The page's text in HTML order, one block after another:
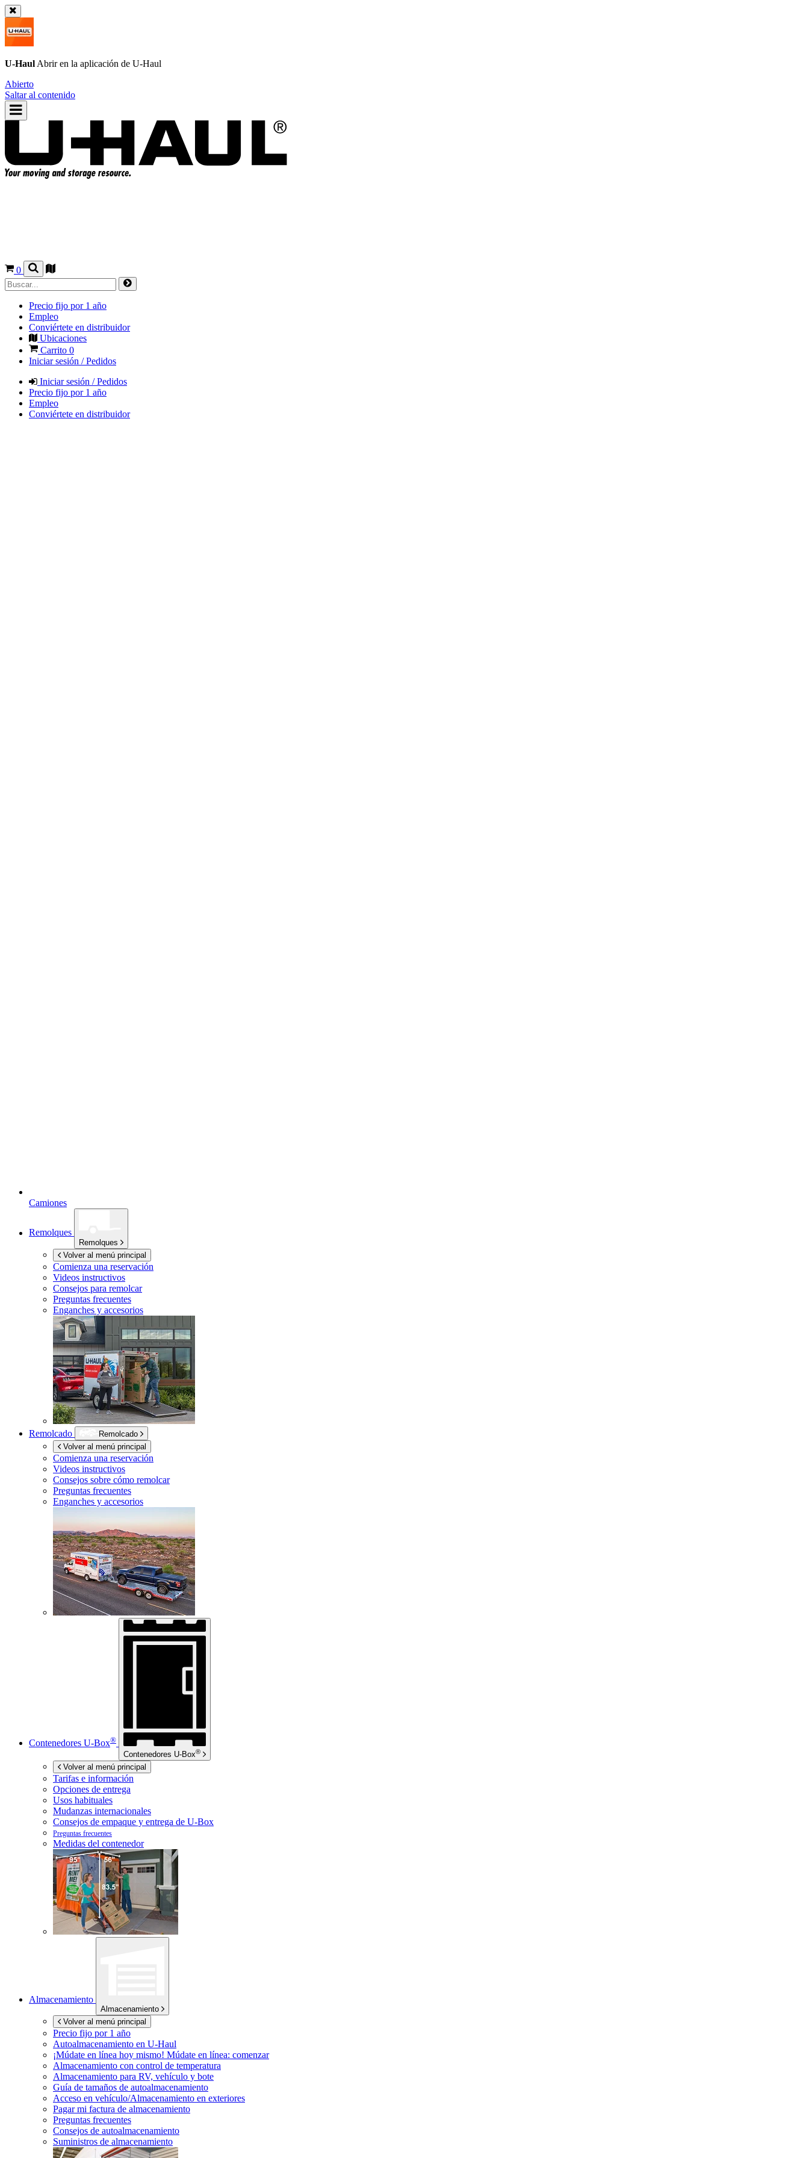
U-Haul Abrir en la aplicación de U-Haul
Abierto
Saltar al contenido
0
Precio fijo por 1 año
Empleo
Conviértete en distribuidor
Ubicaciones
Carrito 0
Iniciar sesión / Pedidos
Iniciar sesión / Pedidos
Precio fijo por 1 año
Empleo
Conviértete en distribuidor
Camiones
Remolques
Remolques
Volver al menú principal
Comienza una reservación
Videos instructivos
Consejos para remolcar
Preguntas frecuentes
Enganches y accesorios
Remolcado
Remolcado
Volver al menú principal
Comienza una reservación
Videos instructivos
Consejos sobre cómo remolcar
Preguntas frecuentes
Enganches y accesorios
Contenedores U-Box®
Contenedores U-Box®
Volver al menú principal
Tarifas e información
Opciones de entrega
Usos habituales
Mudanzas internacionales
Consejos de empaque y entrega de U-Box
Preguntas frecuentes
Medidas del contenedor
Almacenamiento
Almacenamiento
Volver al menú principal
Precio fijo por 1 año
Autoalmacenamiento en U-Haul
¡Múdate en línea hoy mismo! Múdate en línea: comenzar
Almacenamiento con control de temperatura
Almacenamiento para RV, vehículo y bote
Guía de tamaños de autoalmacenamiento
Acceso en vehículo/Almacenamiento en exteriores
Pagar mi factura de almacenamiento
Preguntas frecuentes
Consejos de autoalmacenamiento
Suministros de almacenamiento